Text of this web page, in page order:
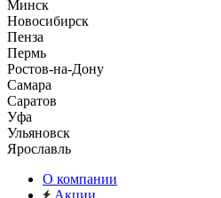
Минск
Новосибирск
Пенза
Пермь
Ростов-на-Дону
Самара
Саратов
Уфа
Ульяновск
Ярославль
О компании
Акции